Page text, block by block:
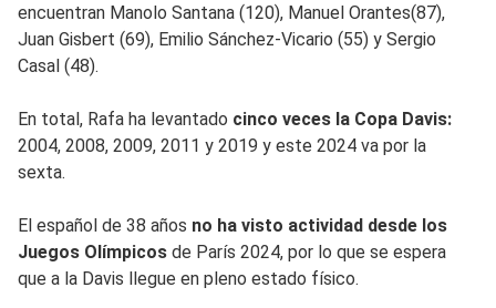
encuentran Manolo Santana (120), Manuel Orantes(87),
Juan Gisbert (69), Emilio Sánchez-Vicario (55) y Sergio
Casal (48).
En total, Rafa ha levantado cinco veces la Copa Davis:
2004, 2008, 2009, 2011 y 2019 y este 2024 va por la
sexta.
El español de 38 años no ha visto actividad desde los
Juegos Olímpicos de París 2024, por lo que se espera
que a la Davis llegue en pleno estado físico.